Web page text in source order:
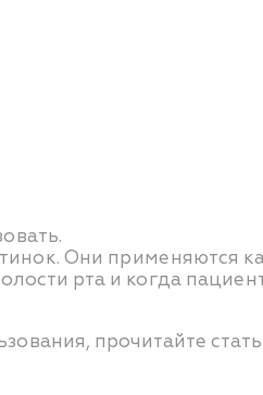
Они применяются
рта и когда
прочитайте